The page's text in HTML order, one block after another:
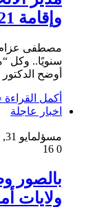
وإقامة 21 لاعبًا فقط من 26 لاعباً
سنويًا.. وكل
أوضح
أكمل القراءة
اخبار عاجلة
مسؤلمايو 31, 2026
0
بالصور